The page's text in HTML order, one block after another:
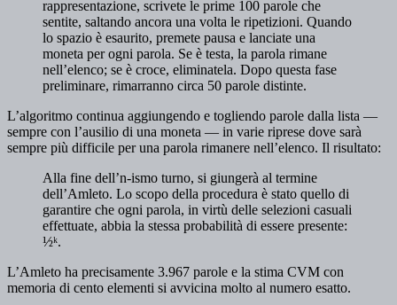
rappresentazione, scrivete le prime 100 parole che
sentite, saltando ancora una volta le ripetizioni. Quando
lo spazio è esaurito, premete pausa e lanciate una
moneta per ogni parola. Se è testa, la parola rimane
nell’elenco; se è croce, eliminatela. Dopo questa fase
preliminare, rimarranno circa 50 parole distinte.
L’algoritmo continua aggiungendo e togliendo parole dalla lista —
sempre con l’ausilio di una moneta — in varie riprese dove sarà
sempre più difficile per una parola rimanere nell’elenco. Il risultato:
Alla fine dell’n-ismo turno, si giungerà al termine
dell’Amleto. Lo scopo della procedura è stato quello di
garantire che ogni parola, in virtù delle selezioni casuali
effettuate, abbia la stessa probabilità di essere presente:
½ᵏ.
L’Amleto ha precisamente 3.967 parole e la stima CVM con
memoria di cento elementi si avvicina molto al numero esatto.